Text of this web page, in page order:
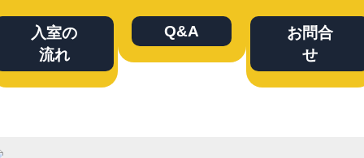
入室の
流れ
Q&A
お問合
せ